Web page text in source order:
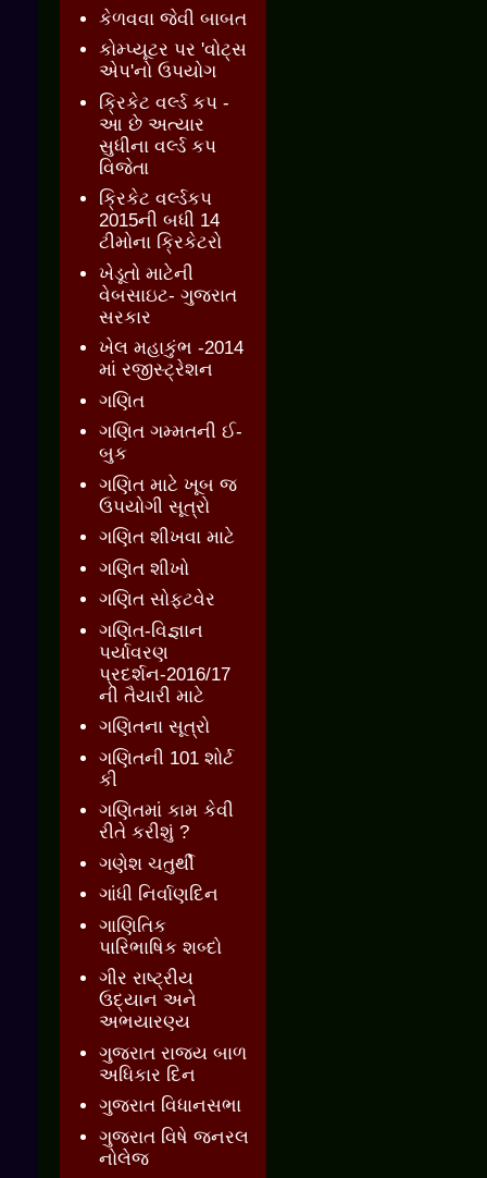
કેળવવા જેવી બાબત
કોમ્પ્યૂટર પર 'વોટ્સ
એપ'નો ઉપયોગ
ક્રિકેટ વર્લ્ડ કપ -
આ છે અત્યાર
સુધીના વર્લ્ડ કપ
વિજેતા
ક્રિકેટ વર્લ્ડકપ
2015ની બધી 14
ટીમોના ક્રિકેટરો
ખેડૂતો માટેની
વેબસાઇટ- ગુજરાત
સરકાર
ખેલ મહાકુંભ -2014
માં રજીસ્ટ્રેશન
ગણિત
ગણિત ગમ્મતની ઈ-
બુક
ગણિત માટે ખૂબ જ
ઉપયોગી સૂત્રો
ગણિત શીખવા માટે
ગણિત શીખો
ગણિત સોફ્ટવેર
ગણિત-વિજ્ઞાન
પર્યાવરણ
પ્રદર્શન-2016/17
ની તૈયારી માટે
ગણિતના સૂત્રો
ગણિતની 101 શોર્ટ
કી
ગણિતમાં કામ કેવી
રીતે કરીશું ?
ગણેશ ચતુર્થી
ગાંધી નિર્વાણદિન
ગાણિતિક
પારિભાષિક શબ્દો
ગીર રાષ્ટ્રીય
ઉદ્યાન અને
અભયારણ્ય
ગુજરાત રાજ્ય બાળ
અધિકાર દિન
ગુજરાત વિધાનસભા
ગુજરાત વિષે જનરલ
નોલેજ